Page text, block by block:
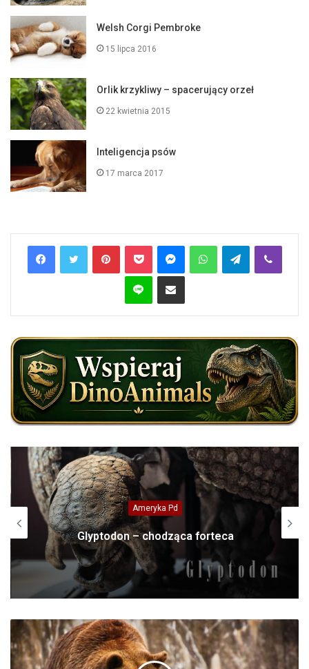
Welsh Corgi Pembroke
15 lipca 2016
Orlik krzykliwy – spacerujący orzeł
22 kwietnia 2015
Inteligencja psów
17 marca 2017
PinterestPocket MessengerWhatsAppTelegramViber
Line Share via Email
Ameryka Pd
Glyptodon – chodząca forteca